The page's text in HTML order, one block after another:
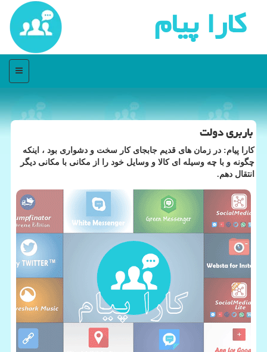
كارا پیام
منو
باربری دولت
كارا پیام: در زمان های قدیم جابجای كار سخت و دشواری بود ، اینكه
چگونه و با چه وسیله ای كالا و وسایل خود را از مكانی با مكانی دیگر
انتقال دهم.